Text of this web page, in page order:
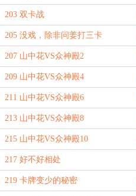
203 双卡战
205 没戏，除非问姜打三卡
207 山中花VS众神殿2
209 山中花VS众神殿4
211 山中花VS众神殿6
213 山中花VS众神殿8
215 山中花VS众神殿10
217 好不好相处
219 卡牌变少的秘密